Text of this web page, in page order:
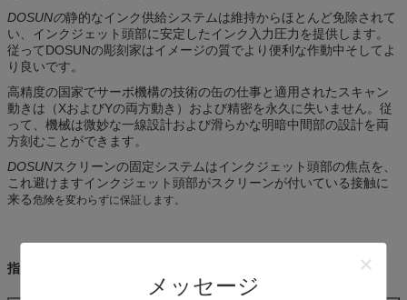
メッセージ
DOSUNの静的なインク供給システムは維持からほとんど免除されて
い、インクジェット頭部に安定したインク入力圧力を提供します。
従ってDOSUNの彫刻家はイメージの質でより便利な作動中そしてよ
り良いです。
高精度の国家でサーボ機構の技術の缶の仕事と適用されたスキャン
動きは（XおよびYの両方動き）および精密を永久に失いません。従
って、機械は微妙な一線設計および滑らかな明暗中間部の設計を両
方刻むことができます。
DOSUNスクリーンの固定システムはインクジェット頭部の焦点を、
これ避けますインクジェット頭部がスクリーンが付いている接触に
来る危険を変わらずに保証します。
指定: